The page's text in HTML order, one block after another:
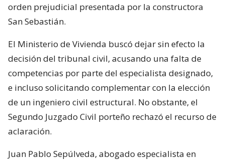
orden prejudicial presentada por la constructora
San Sebastián.
El Ministerio de Vivienda buscó dejar sin efecto la
decisión del tribunal civil, acusando una falta de
competencias por parte del especialista designado,
e incluso solicitando complementar con la elección
de un ingeniero civil estructural. No obstante, el
Segundo Juzgado Civil porteño rechazó el recurso de
aclaración.
Juan Pablo Sepúlveda, abogado especialista en